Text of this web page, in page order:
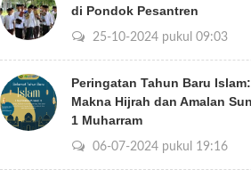
di Pondok Pesantren
25-10-2024 pukul 09:03
Peringatan Tahun Baru
Makna Hijrah dan Amalan
1 Muharram
06-07-2024 pukul 19:16